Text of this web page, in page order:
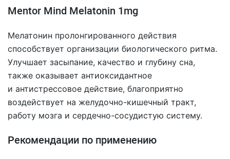
Mentor Mind Melatonin 1mg
Мелатонин пролонгированного действия
способствует организации биологического ритма.
Улучшает засыпание, качество и глубину сна,
также оказывает антиоксидантное
и антистрессовое действие, благоприятно
воздействует на желудочно-кишечный тракт,
работу мозга и сердечно-сосудистую систему.
Рекомендации по применению